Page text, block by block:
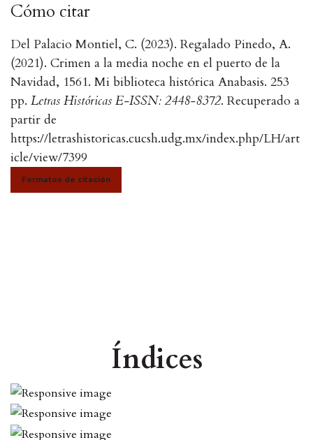
Cómo citar
Del Palacio Montiel, C. (2023). Regalado Pinedo, A.
(2021). Crimen a la media noche en el puerto de la
Navidad, 1561. Mi biblioteca histórica Anabasis. 253
pp. Letras Históricas E-ISSN: 2448-8372. Recuperado a
partir de
https://letrashistoricas.cucsh.udg.mx/index.php/LH/art
icle/view/7399
Formatos de citación
Índices